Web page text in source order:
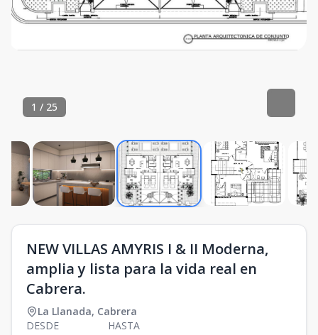
1 / 25
NEW VILLAS AMYRIS I & II Moderna,
amplia y lista para la vida real en
Cabrera.
La Llanada, Cabrera
DESDE
HASTA